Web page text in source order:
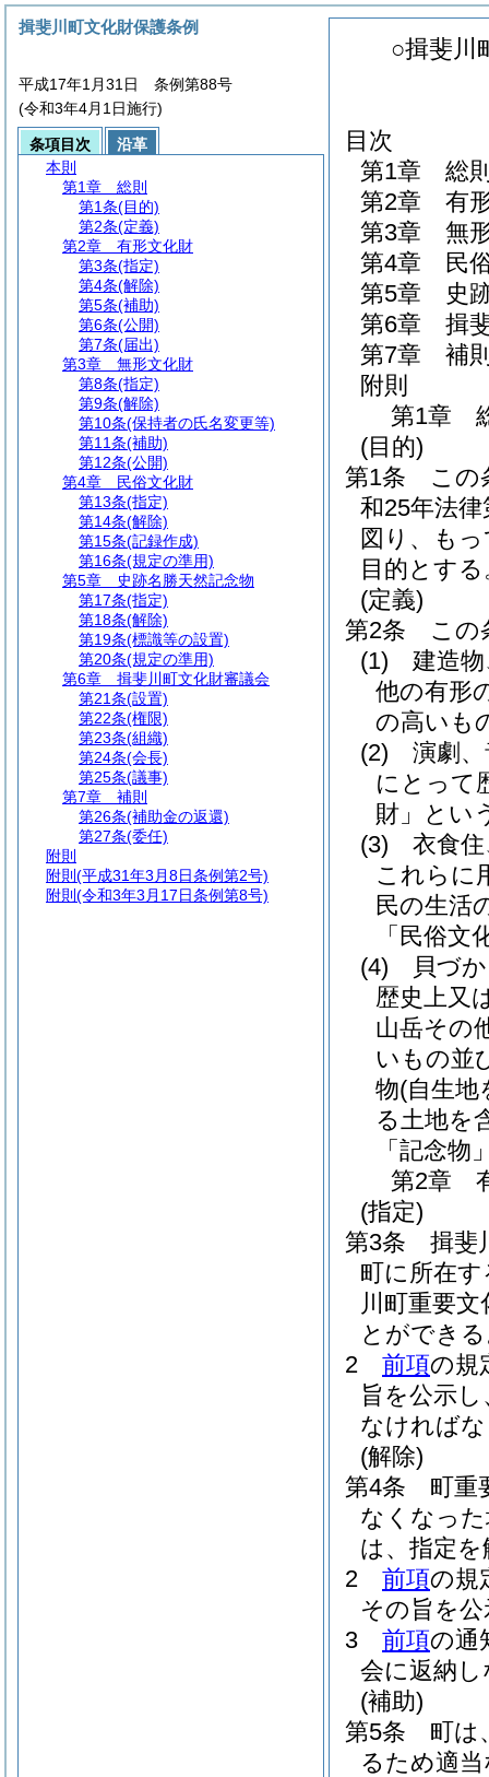
○揖斐川
目次
第1章
総
第2章
有
第3章
無
第4章
民
第5章
史
第6章
揖
第7章
補
附則
第1章
(目的)
第1条
この
和25年法律
図り、も
目的とする
(定義)
第2条
この
(1)
建造
他の有形
の高いも
(2)
演劇
にとって
財」とい
(3)
衣食
これらに
民の生活
「民俗文
(4)
貝づ
歴史上又
山岳その
いもの並
物(自生地
る土地を
「記念物
第2章
(指定)
第3条
揖斐
町に所在
川町重要文
とができ
2
前項の規
旨を公示
なければ
(解除)
第4条
町重
なくなっ
は、指定
2
前項の規
その旨を
3
前項の通
会に返納
(補助)
第5条
町は
るため適
揖斐川町文化財保護条例
平成17年1月31日 条例第88号
(令和3年4月1日施行)
条項目次
沿革
本則
第1章
総則
第1条(目的)
第2条(定義)
第2章
有形文化財
第3条(指定)
第4条(解除)
第5条(補助)
第6条(公開)
第7条(届出)
第3章
無形文化財
第8条(指定)
第9条(解除)
第10条(保持者の氏名変更等)
第11条(補助)
第12条(公開)
第4章
民俗文化財
第13条(指定)
第14条(解除)
第15条(記録作成)
第16条(規定の準用)
第5章
史跡名勝天然記念物
第17条(指定)
第18条(解除)
第19条(標識等の設置)
第20条(規定の準用)
第6章
揖斐川町文化財審議会
第21条(設置)
第22条(権限)
第23条(組織)
第24条(会長)
第25条(議事)
第7章
補則
第26条(補助金の返還)
第27条(委任)
附則
附則 (平成31年3月8日条例第2号)
附則 (令和3年3月17日条例第8号)